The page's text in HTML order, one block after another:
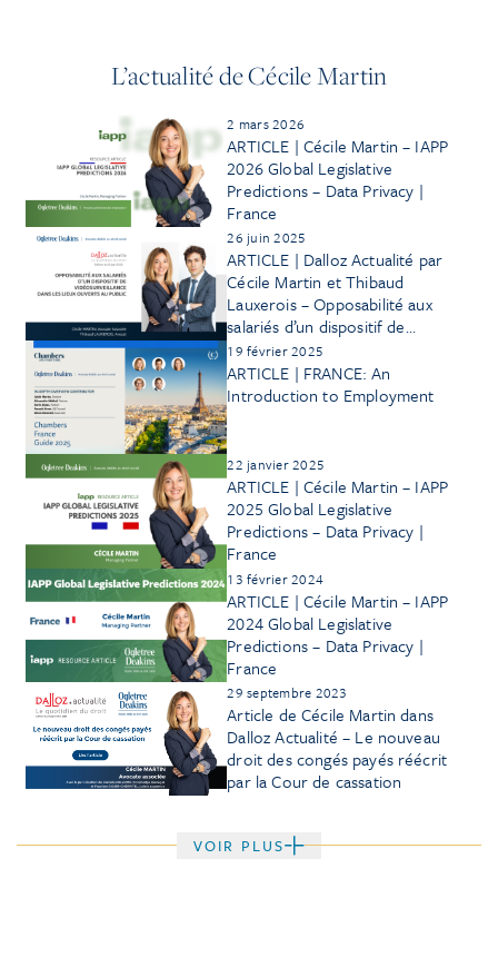
L’actualité de Cécile Martin
2 mars 2026
ARTICLE | Cécile Martin – IAPP
2026 Global Legislative
Predictions – Data Privacy |
France
26 juin 2025
ARTICLE | Dalloz Actualité par
Cécile Martin et Thibaud
Lauxerois – Opposabilité aux
salariés d’un dispositif de
vidéosurveillance dans les lieux
ouverts au public
19 février 2025
ARTICLE | FRANCE: An
Introduction to Employment
22 janvier 2025
ARTICLE | Cécile Martin – IAPP
2025 Global Legislative
Predictions – Data Privacy |
France
13 février 2024
ARTICLE | Cécile Martin – IAPP
2024 Global Legislative
Predictions – Data Privacy |
France
29 septembre 2023
Article de Cécile Martin dans
Dalloz Actualité – Le nouveau
droit des congés payés réécrit
par la Cour de cassation
VOIR PLUS